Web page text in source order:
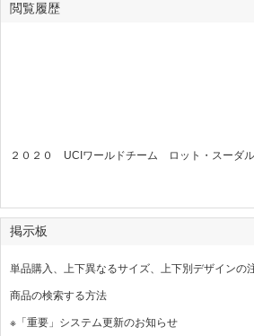
閲覧履歴
２０２０ UCIワールドチーム ロット・スーダ
掲示板
単品購入、上下異なるサイズ、上下別デザインの
商品の検索する方法
※「重要」システム更新のお知らせ